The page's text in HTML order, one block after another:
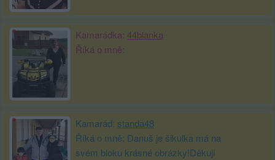
Kamarádka: 44blanka
Říká o mně:
Kamarád: standa48
Říká o mně: Danuš je šikulka má na
svém bloku krásné obrázky!Děkuji